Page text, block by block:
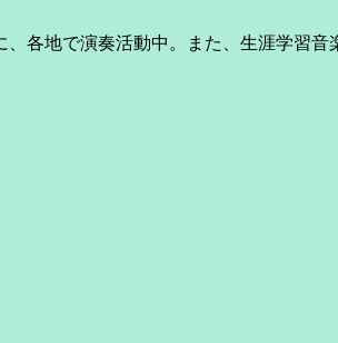
各地で演奏活動中。また、生涯学習